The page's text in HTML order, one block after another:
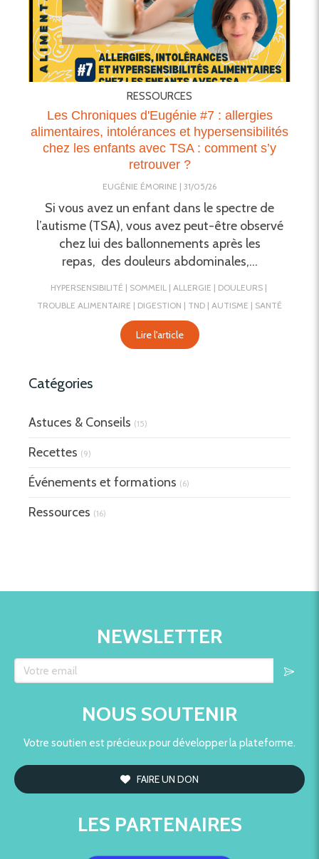
RESSOURCES
Les Chroniques d'Eugénie #7 : allergies
alimentaires, intolérances et hypersensibilités
chez les enfants avec TSA : comment s’y
retrouver ?
EUGÉNIE ÉMORINE 31/05/26
Si vous avez un enfant dans le spectre de
l’autisme (TSA), vous avez peut-être observé
chez lui des ballonnements après les
repas, des douleurs abdominales,...
HYPERSENSIBILITÉ SOMMEIL ALLERGIE
DOULEURS
TROUBLE ALIMENTAIRE
DIGESTION TND AUTISME SANTÉ
Lire l'article
Catégories
Astuces & Conseils (15)
Recettes (9)
Événements et formations (6)
Ressources (16)
NEWSLETTER
Votre email
NOUS SOUTENIR
Votre soutien est précieux pour développer la plateforme.
FAIRE UN DON
LES PARTENAIRES